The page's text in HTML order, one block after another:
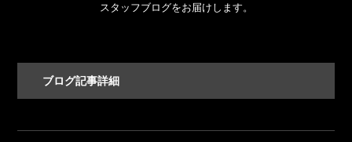
スタッフブログをお届けします。
ブログ記事詳細